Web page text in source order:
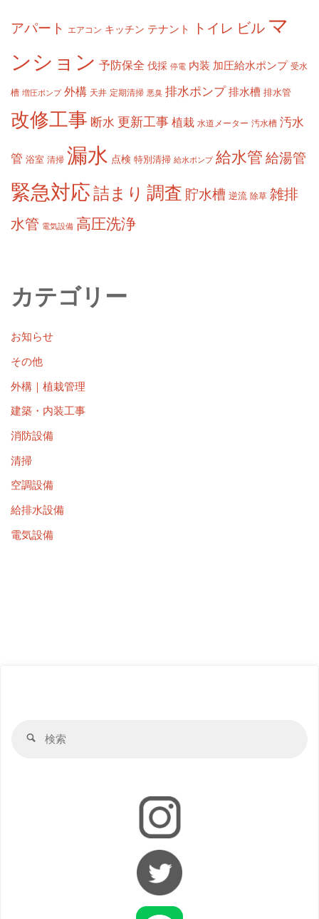
アパート エアコン キッチン テナント トイレ ビル マ
ンション 予防保全 伐採 停電 内装 加圧給水ポンプ 受水
槽 増圧ポンプ 外構 天井 定期清掃 悪臭 排水ポンプ 排水槽 排水管
改修工事 断水 更新工事 植栽 水道メーター 汚水槽 汚水
管 浴室 清掃 漏水 点検 特別清掃 給水ポンプ 給水管 給湯管
緊急対応詰まり 調査 貯水槽 逆流 除草 雑排
水管 電気設備 高圧洗浄
カテゴリー
お知らせ
その他
外構｜植栽管理
建築・内装工事
消防設備
清掃
空調設備
給排水設備
電気設備